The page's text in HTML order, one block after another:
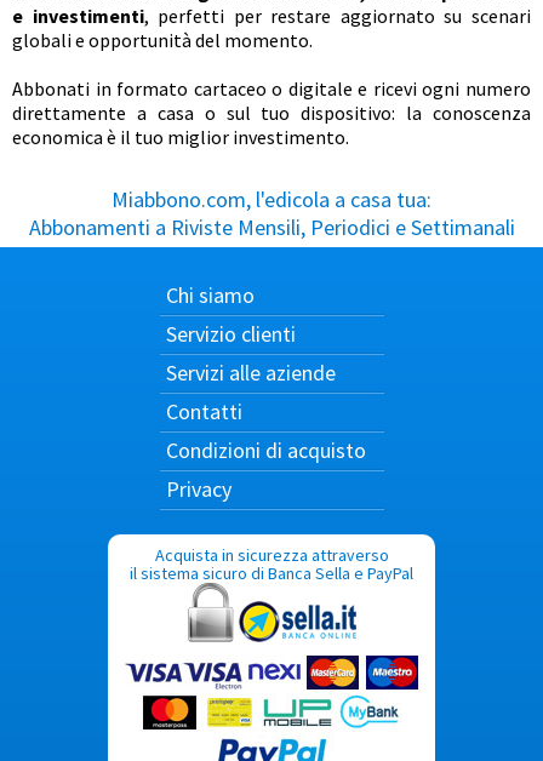
e investimenti, perfetti per restare aggiornato su scenari
globali e opportunità del momento.
Abbonati in formato cartaceo o digitale e ricevi ogni numero
direttamente a casa o sul tuo dispositivo: la conoscenza
economica è il tuo miglior investimento.
Miabbono.com, l'edicola a casa tua:
Abbonamenti a Riviste Mensili, Periodici e Settimanali
Chi siamo
Servizio clienti
Servizi alle aziende
Contatti
Condizioni di acquisto
Privacy
Acquista in sicurezza attraverso
il sistema sicuro di Banca Sella e PayPal